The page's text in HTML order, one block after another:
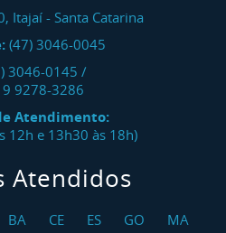
, Itajaí- Santa Catarina
(47) 3046-0045
3046-0145 /
9278-3286
Atendimento:
12h e 13h30 às 18h)
Atendidos
BA CE ES GO
MA